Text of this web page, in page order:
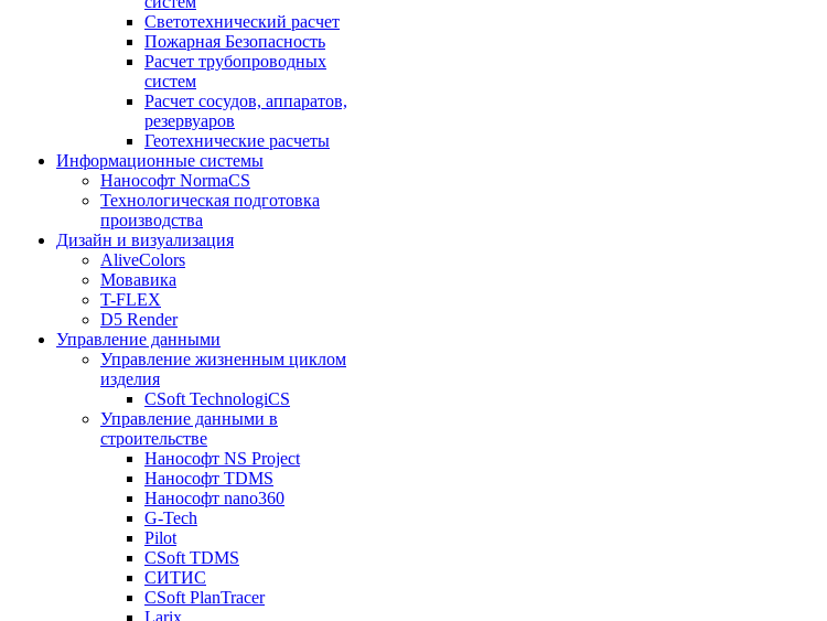
Светотехнический расчет
Пожарная Безопасность
Расчет трубопроводных
систем
Расчет сосудов, аппаратов,
резервуаров
Геотехнические расчеты
Информационные системы
Нанософт NormaCS
Технологическая подготовка
производства
Дизайн и визуализация
AliveColors
Мовавика
T-FLEX
D5 Render
Управление данными
Управление жизненным циклом
изделия
CSoft TechnologiCS
Управление данными в
строительстве
Нанософт NS Project
Нанософт TDMS
Нанософт nano360
G-Tech
Pilot
CSoft TDMS
СИТИС
CSoft PlanTracer
Larix